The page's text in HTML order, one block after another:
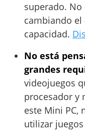
superado.
cambiando el
capacidad.
No está
grandes
videojuegos
procesador y
este Mini PC,
utilizar